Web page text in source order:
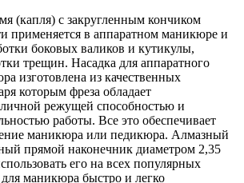
(капля) с закругленным кончиком
применяется в аппаратном маникюре и
боковых валиков и кутикулы,
трещин. Насадка для аппаратного
изготовлена из качественных
которым фреза обладает
режущей способностью и
работы. Все это обеспечивает
маникюра или педикюра. Алмазный
прямой наконечник диаметром 2,35
его на всех популярных
маникюра быстро и легко